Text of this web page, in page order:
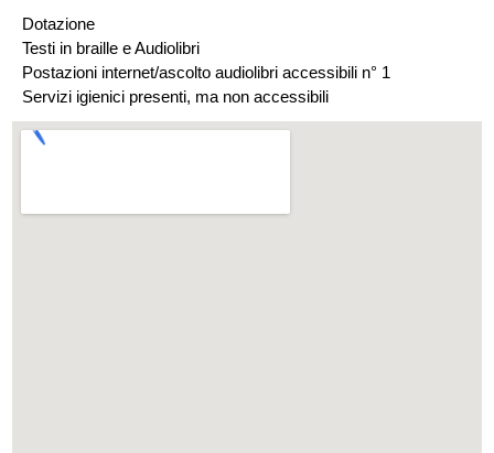
Dotazione
Testi in braille e Audiolibri
Postazioni internet/ascolto audiolibri accessibili n° 1
Servizi igienici presenti, ma non accessibili